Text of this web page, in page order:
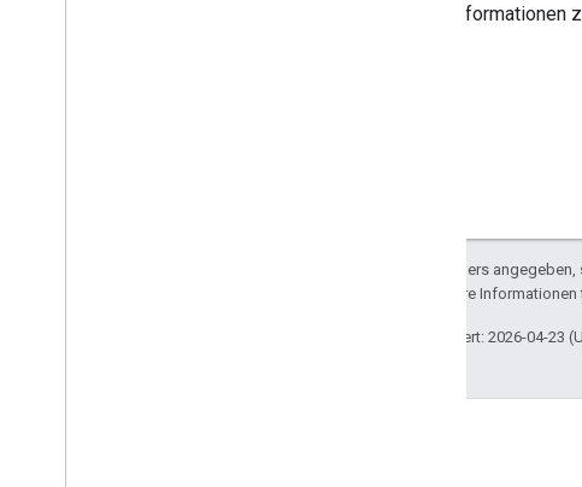
Informationen
Sofern nicht anders
lizenziert. Weitere
Zuletzt aktualisiert: 2026-04-23